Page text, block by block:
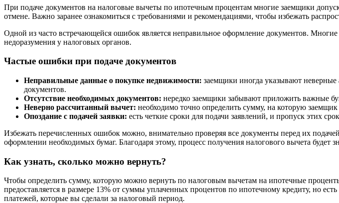
При подаче документов на налоговые вычеты по ипотечным процентам многие заемщики
отмене. Важно заранее ознакомиться с требованиями и рекомендациями, чтобы избежать
Одной из часто встречающейся ошибок является неправильное оформление документов.
недоразумения у налоговых органов.
Частые ошибки при подаче документов
Неправильные данные о покупке недвижимости: заемщики иногда указывают
документов.
Отсутствие необходимых документов: нередко заемщики забывают приложить важные
Неверно рассчитанный вычет: необходимо точно определить сумму, на которую
Опоздание с подачей заявки: есть четкие сроки для подачи заявлений, и пропуск этих
Избежать перечисленных ошибок можно, внимательно проверяя все документы перед их
оформлении необходимых бумаг. Благодаря этому, процесс получения налогового вычета будет
Как узнать, сколько можно вернуть?
Чтобы определить сумму, которую можно вернуть по налоговым вычетам на ипотечные
предоставляется в размере 13% от суммы уплаченных процентов по ипотечному кредиту, но
платежей, которые вы сделали за налоговый период.